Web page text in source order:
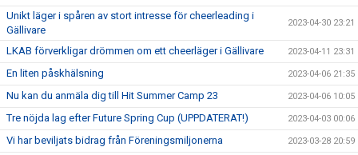
Unikt läger i spåren av stort intresse för cheerleading i
Gällivare
2023-04-30 23:21
LKAB förverkligar drömmen om ett cheerläger i Gällivare 2023-04-11 23:31
En liten påskhälsning 2023-04-06 21:35
Nu kan du anmäla dig till Hit Summer Camp 23 2023-04-06 10:05
Tre nöjda lag efter Future Spring Cup (UPPDATERAT!) 2023-04-03 00:06
Vi har beviljats bidrag från Föreningsmiljonerna 2023-03-28 20:59